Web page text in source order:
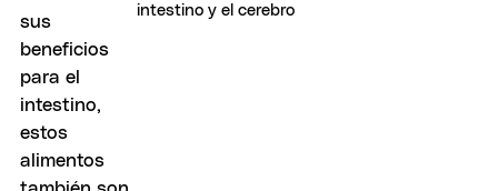
intestino y el cerebro